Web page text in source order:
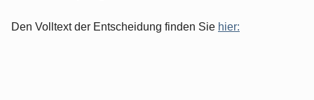
Den Volltext der Entscheidung finden Sie hier: